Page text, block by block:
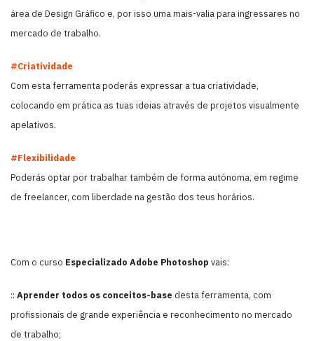
área de Design Gráfico e, por isso uma mais-valia para ingressares no
mercado de trabalho.
#Criatividade
Com esta ferramenta poderás expressar a tua criatividade,
colocando em prática as tuas ideias através de projetos visualmente
apelativos.
#Flexibilidade
Poderás optar por trabalhar também de forma autónoma, em regime
de freelancer, com liberdade na gestão dos teus horários.
Com o curso Especializado Adobe Photoshop vais:
:: Aprender todos os conceitos-base desta ferramenta, com
profissionais de grande experiência e reconhecimento no mercado
de trabalho;